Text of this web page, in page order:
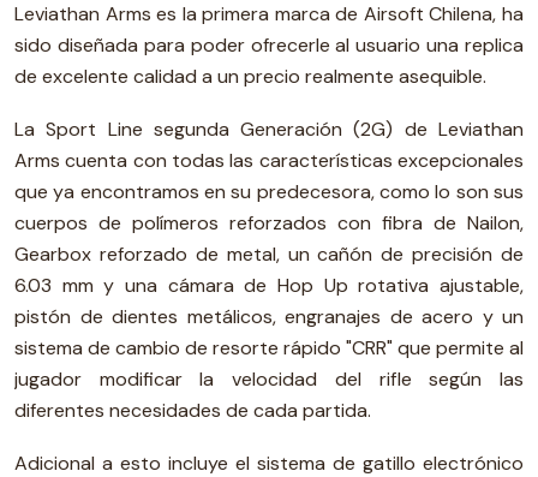
Leviathan Arms es la primera marca de Airsoft Chilena, ha
sido diseñada para poder ofrecerle al usuario una replica
de excelente calidad a un precio realmente asequible.
La Sport Line segunda Generación (2G) de Leviathan
Arms cuenta con todas las características excepcionales
que ya encontramos en su predecesora, como lo son sus
cuerpos de polímeros reforzados con fibra de Nailon,
Gearbox reforzado de metal, un cañón de precisión de
6.03 mm y una cámara de Hop Up rotativa ajustable,
pistón de dientes metálicos, engranajes de acero y un
sistema de cambio de resorte rápido "CRR" que permite al
jugador modificar la velocidad del rifle según las
diferentes necesidades de cada partida.
Adicional a esto incluye el sistema de gatillo electrónico